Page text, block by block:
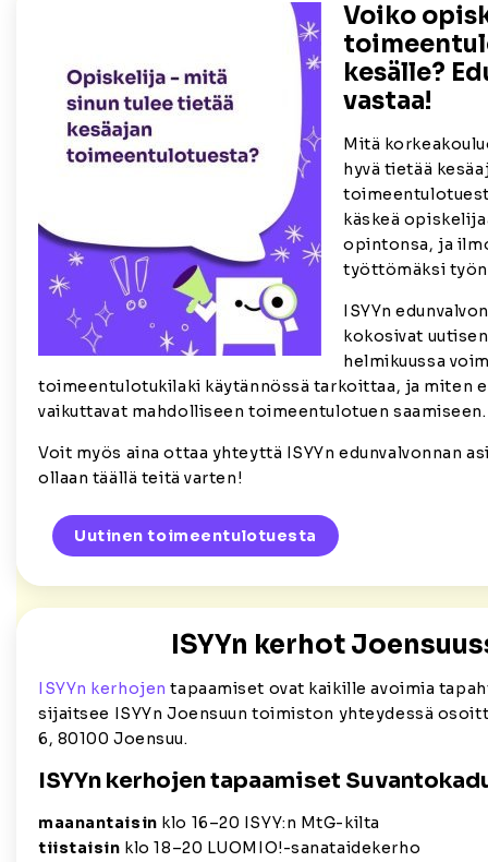
Voiko
kesälle?
vastaa!
Mitä
hyvä tietää
käskeä
opintonsa, ja
työttömäksi
ISYYn
kokosivat
helmikuussa
toimeentulotukilaki käytännössä tarkoittaa, ja miten
vaikuttavat mahdolliseen toimeentulotuen saamiseen.
Voit myös aina ottaa yhteyttä ISYYn edunvalvonnan
ollaan täällä teitä varten!
Uutinen toimeentulotuesta
ISYYn kerhot
ISYYn kerhojen tapaamiset ovat kaikille avoimia
sijaitsee ISYYn Joensuun toimiston yhteydessä
6, 80100 Joensuu.
ISYYn kerhojen tapaamiset
maanantaisin klo 16–20 ISYY:n MtG-kilta
tiistaisin klo 18–20 LUOMIO!-sanataidekerho